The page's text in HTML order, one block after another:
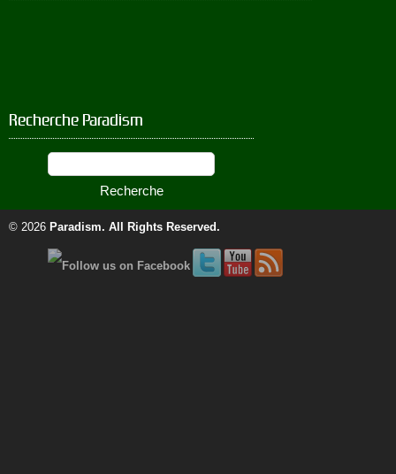
Recherche Paradism
© 2026 Paradism. All Rights Reserved.